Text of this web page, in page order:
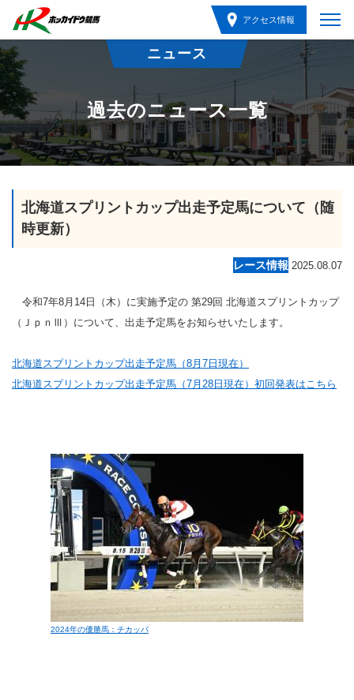
アクセス情報
ニュース
過去のニュース一覧
北海道スプリントカップ出走予定馬について（随
時更新）
レース情報 2025.08.07
令和7年8月14日（木）に実施予定の 第29回 北海道スプリントカップ
（ＪｐｎⅢ）について、出走予定馬をお知らせいたします。
北海道スプリントカップ出走予定馬（8月7日現在）
北海道スプリントカップ出走予定馬（7月28日現在）初回発表はこちら
2024年の優勝馬：チカッパ